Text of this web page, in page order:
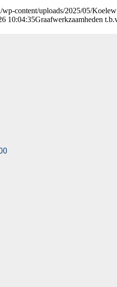
content/uploads/2025/05/
10:04:35Graafwerkzaamheden